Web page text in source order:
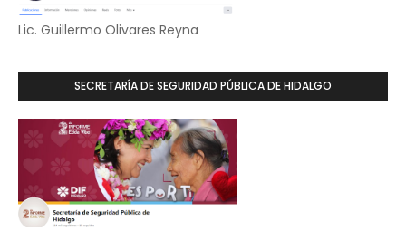
Lic. Guillermo Olivares Reyna
SECRETARÍA DE SEGURIDAD PÚBLICA DE HIDALGO